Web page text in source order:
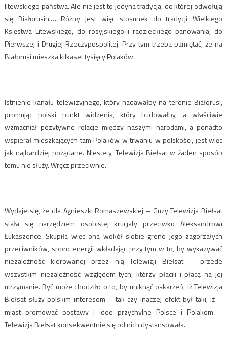
litewskiego państwa. Ale nie jest to jedyna tradycja, do której odwołują
się Białorusini… Różny jest więc stosunek do tradycji Wielkiego
Księstwa Litewskiego, do rosyjskiego i radzieckiego panowania, do
Pierwszej i Drugiej Rzeczypospolitej. Przy tym trzeba pamiętać, że na
Białorusi mieszka kilkaset tysięcy Polaków.
Istnienie kanału telewizyjnego, który nadawałby na terenie Białorusi,
promując polski punkt widzenia, który budowałby, a właściwie
wzmacniał pozytywne relacje między naszymi narodami, a ponadto
wspierał mieszkających tam Polaków w trwaniu w polskości, jest więc
jak najbardziej pożądane. Niestety, Telewizja Biełsat w żaden sposób
temu nie służy. Wręcz przeciwnie.
Wydaje się, że dla Agnieszki Romaszewskiej – Guzy Telewizja Biełsat
stała się narzędziem osobistej krucjaty przeciwko Aleksandrowi
Łukaszence. Skupiła więc ona wokół siebie grono jego zagorzałych
przeciwników, sporo energii wkładając przy tym w to, by wykazywać
niezależność kierowanej przez nią Telewizji Biełsat – przede
wszystkim niezależność względem tych, którzy płacili i płacą na jej
utrzymanie. Być może chodziło o to, by uniknąć oskarżeń, iż Telewizja
Biełsat służy polskim interesom – tak czy inaczej efekt był taki, iż –
miast promować postawy i idee przychylne Polsce i Polakom –
Telewizja Biełsat konsekwentnie się od nich dystansowała.